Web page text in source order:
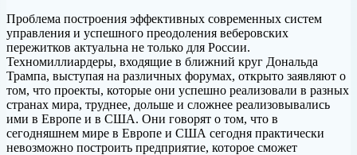
Проблема построения эффективных современных систем
управления и успешного преодоления веберовских
пережитков актуальна не только для России.
Техномиллиардеры, входящие в ближний круг Дональда
Трампа, выступая на различных форумах, открыто заявляют о
том, что проекты, которые они успешно реализовали в разных
странах мира, труднее, дольше и сложнее реализовывались
ими в Европе и в США. Они говорят о том, что в
сегодняшнем мире в Европе и США сегодня практически
невозможно построить предприятие, которое сможет